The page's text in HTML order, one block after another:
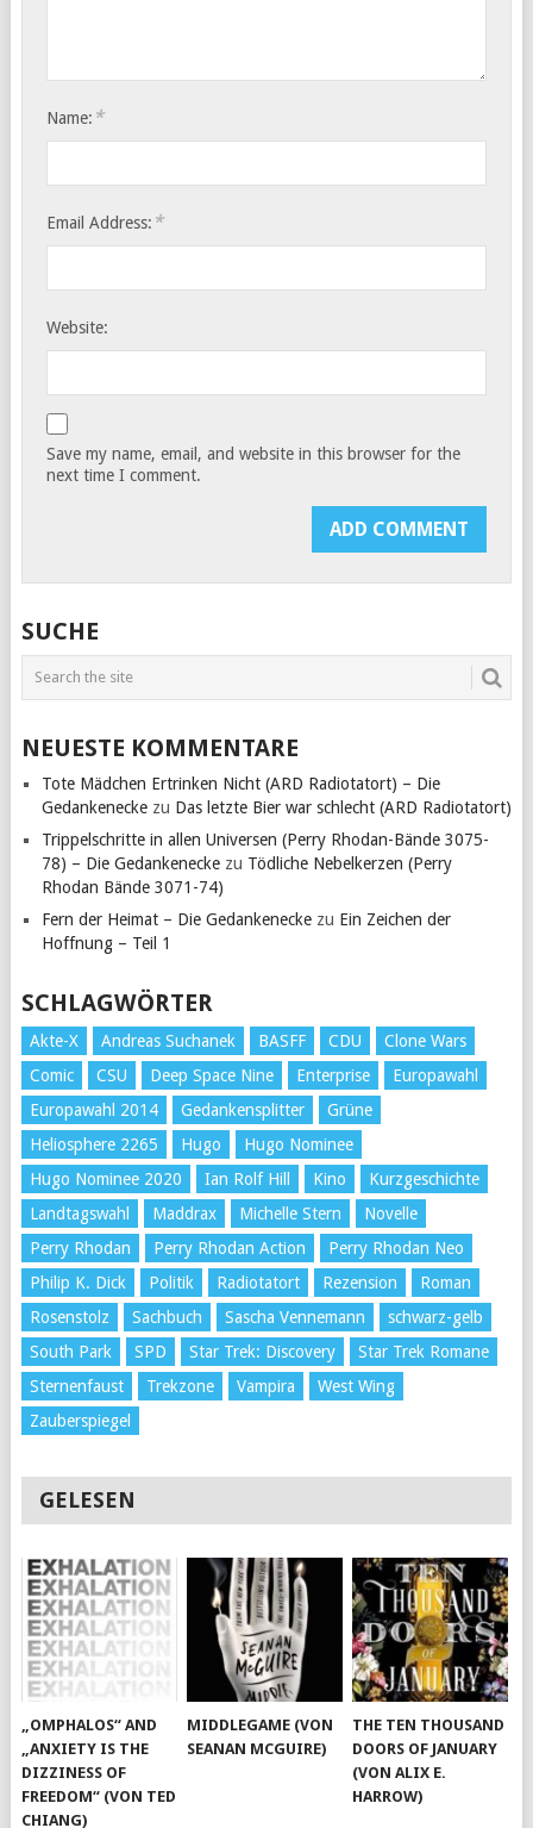
Name: *
Email Address: *
Website:
Save my name, email, and website in this browser for the
next time I comment.
SUCHE
NEUESTE KOMMENTARE
Tote Mädchen Ertrinken Nicht (ARD Radiotatort) – Die
Gedankeneckezu Das letzte Bier war schlecht (ARD Radiotatort)
Trippelschritte in allen Universen (Perry Rhodan-Bände 3075-
78) – Die Gedankeneckezu Tödliche Nebelkerzen (Perry
Rhodan Bände 3071-74)
Fern der Heimat – Die Gedankeneckezu Ein Zeichen der
Hoffnung – Teil 1
SCHLAGWÖRTER
Akte-X Andreas Suchanek BASFF CDU
Clone Wars
Comic
CSU Deep Space Nine Enterprise
Europawahl
Europawahl 2014
Gedankensplitter
Grüne
Heliosphere 2265
Hugo
Hugo Nominee
Hugo Nominee 2020
Ian Rolf Hill Kino
Kurzgeschichte
Landtagswahl
Maddrax Michelle Stern
Novelle
Perry Rhodan
Perry Rhodan Action
Perry Rhodan Neo
Philip K. Dick
Politik Radiotatort Rezension
Roman
Rosenstolz
Sachbuch Sascha Vennemann
schwarz-gelb
South Park
SPD Star Trek: Discovery
Star Trek Romane
Sternenfaust
Trekzone Vampira
West Wing
Zauberspiegel
GELESEN
„OMPHALOS“ AND
„ANXIETY IS THE
DIZZINESS OF
FREEDOM“ (VON TED
CHIANG)
MIDDLEGAME (VON
SEANAN MCGUIRE)
THE TEN THOUSAND
DOORS OF JANUARY
(VON ALIX E.
HARROW)